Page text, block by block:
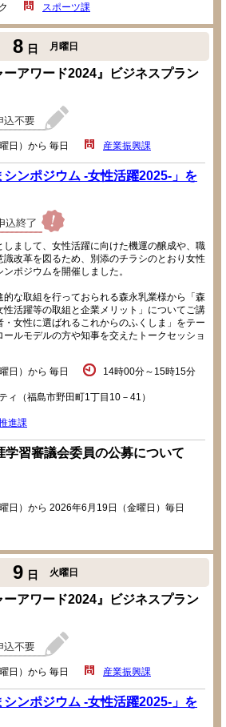
スポーツ課
8 日 月曜日
ーアワード2024』ビジネスプラン
日）から 毎日 産業振興課
シンポジウム -女性活躍2025-」を
まして、女性活躍に向けた機運の醸成や、職
改革を図るため、別添のチラシのとおり女性
ポジウムを開催しました。
な取組を行っておられる森永乳業様から「森
活躍等の取組と企業メリット」についてご講
女性に選ばれるこれからのふくしま」をテー
ルモデルの方や知事を交えたトークセッショ
日）から 毎日 14時00分～15時15分
（福島市野田町1丁目10－41）
進課
習審議会委員の公募について
日）から 2026年6月19日（金曜日）毎日
9 日 火曜日
ーアワード2024』ビジネスプラン
日）から 毎日 産業振興課
シンポジウム -女性活躍2025-」を